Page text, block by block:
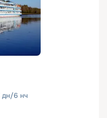
дн/6 нч